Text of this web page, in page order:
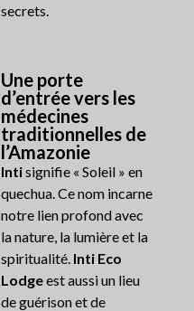
secrets.
Une porte
d’entrée vers les
médecines
traditionnelles de
l’Amazonie
Intisignifie « Soleil » en
quechua. Ce nom incarne
notre lien profond avec
la nature, la lumière et la
spiritualité. Inti Eco
Lodgeest aussi un lieu
de guérison et de